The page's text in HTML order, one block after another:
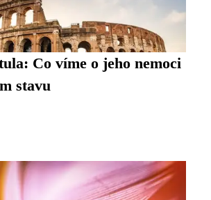
Co víme o jeho nemoci
stavu